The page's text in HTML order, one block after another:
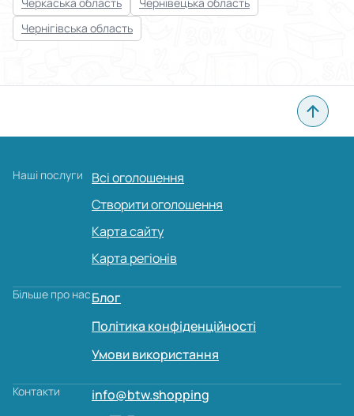
Черкаська область
Чернівецька область
Чернігівська область
Наші послуги
Всі оголошення
Створити оголошення
Карта сайту
Карта регіонів
Більше про насБлог
Політика конфіденційності
Умови використання
Контакти info@btw.shopping